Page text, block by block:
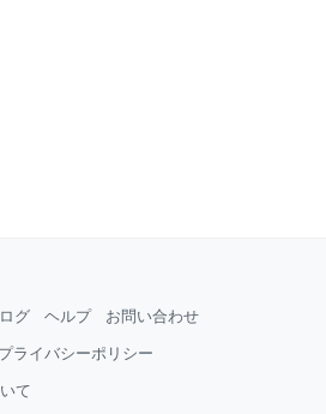
グ ヘルプ お問い合わせ
プライバシーポリシー
て